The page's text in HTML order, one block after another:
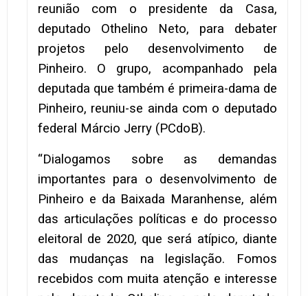
reunião com o presidente da Casa,
deputado Othelino Neto, para debater
projetos pelo desenvolvimento de
Pinheiro. O grupo, acompanhado pela
deputada que também é primeira-dama de
Pinheiro, reuniu-se ainda com o deputado
federal Márcio Jerry (PCdoB).
“Dialogamos sobre as demandas
importantes para o desenvolvimento de
Pinheiro e da Baixada Maranhense, além
das articulações políticas e do processo
eleitoral de 2020, que será atípico, diante
das mudanças na legislação. Fomos
recebidos com muita atenção e interesse